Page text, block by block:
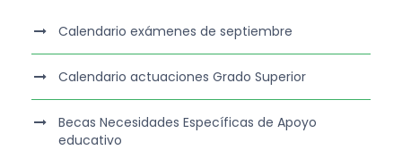
Calendario exámenes de septiembre
Calendario actuaciones Grado Superior
Becas Necesidades Específicas de Apoyo
educativo